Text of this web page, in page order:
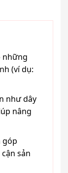
những
(ví dụ:
như dây
nâng
góp
sản